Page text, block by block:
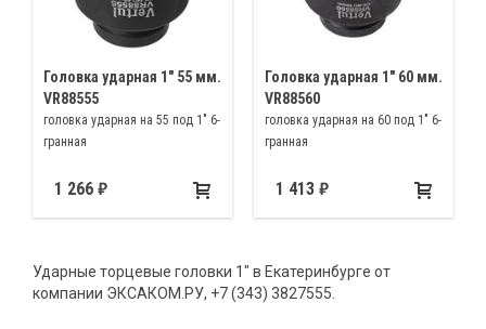
Головка ударная 1″ 55 мм.
VR88555
головка ударная на 55 под 1" 6-
гранная
1 266
Головка ударная 1″ 60 мм.
VR88560
головка ударная на 60 под 1" 6-
гранная
1 413
Ударные торцевые головки 1" в Екатеринбурге от
компании ЭКСАКОМ.РУ, +7 (343) 3827555.